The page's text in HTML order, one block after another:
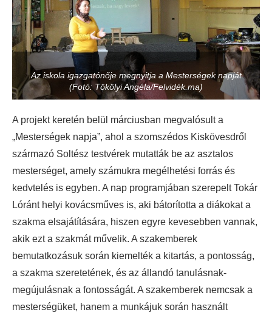
Az iskola igazgatónője megnyitja a Mesterségek napját
(Fotó: Tökölyi Angéla/Felvidék.ma)
A projekt keretén belül márciusban megvalósult a
„Mesterségek napja”, ahol a szomszédos Kiskövesdről
származó Soltész testvérek mutatták be az asztalos
mesterséget, amely számukra megélhetési forrás és
kedvtelés is egyben. A nap programjában szerepelt Tokár
Lóránt helyi kovácsműves is, aki bátorította a diákokat a
szakma elsajátítására, hiszen egyre kevesebben vannak,
akik ezt a szakmát művelik. A szakemberek
bemutatkozásuk során kiemelték a kitartás, a pontosság,
a szakma szeretetének, és az állandó tanulásnak-
megújulásnak a fontosságát. A szakemberek nemcsak a
mesterségüket, hanem a munkájuk során használt